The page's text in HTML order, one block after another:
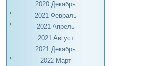
2020 Декабрь
2021 Февраль
2021 Апрель
2021 Август
2021 Декабрь
2022 Март